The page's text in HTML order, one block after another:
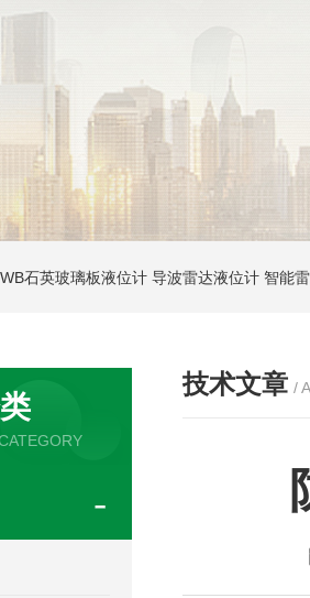
石英玻璃板液位计 导波雷达液位计 智能
技术文章 /